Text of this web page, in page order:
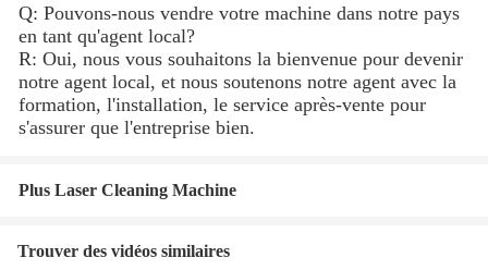
Q: Pouvons-nous vendre votre machine dans notre pays
en tant qu'agent local?
R: Oui, nous vous souhaitons la bienvenue pour devenir
notre agent local, et nous soutenons notre agent avec la
formation, l'installation, le service après-vente pour
s'assurer que l'entreprise bien.
Plus Laser Cleaning Machine
Trouver des vidéos similaires